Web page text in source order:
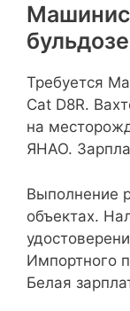
Требуется
Cat D8R.
на
ЯНАО.
Выполнение
объектах.
Импортного
Белая